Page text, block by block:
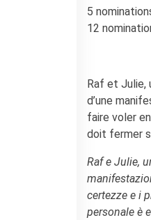
5
12
Raf et Julie,
d’une
faire voler
doit fermer
Raf e Julie,
certezze e i
personale è